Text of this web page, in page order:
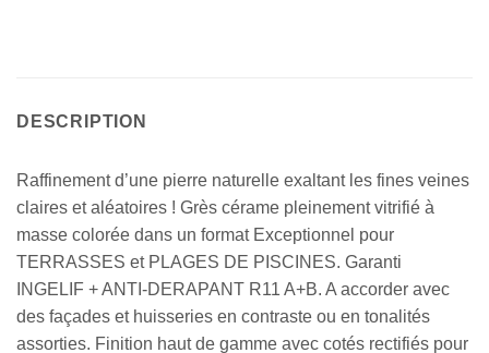
DESCRIPTION
Raffinement d’une pierre naturelle exaltant les fines veines
claires et aléatoires ! Grès cérame pleinement vitrifié à
masse colorée dans un format Exceptionnel pour
TERRASSES et PLAGES DE PISCINES. Garanti
INGELIF + ANTI-DERAPANT R11 A+B. A accorder avec
des façades et huisseries en contraste ou en tonalités
assorties. Finition haut de gamme avec cotés rectifiés pour